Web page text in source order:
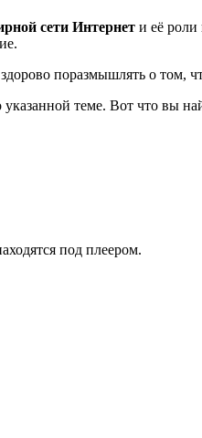
сети Интернет и её
поразмышлять о том,
указанной теме. Вот что вы
под плеером.